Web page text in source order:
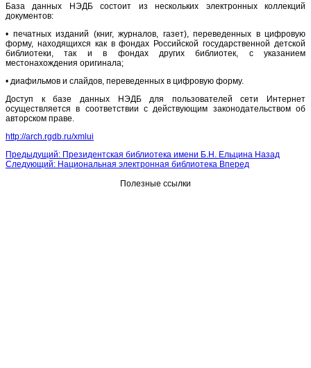
База данных НЭДБ состоит из нескольких электронных коллекций
документов:
• печатных изданий (книг, журналов, газет), переведенных в цифровую
форму, находящихся как в фондах Российской государственной детской
библиотеки, так и в фондах других библиотек, с указанием
местонахождения оригинала;
• диафильмов и слайдов, переведенных в цифровую форму.
Доступ к базе данных НЭДБ для пользователей сети Интернет
осуществляется в соответствии с действующим законодательством об
авторском праве.
http://arch.rgdb.ru/xmlui
Предыдущий: Президентская библиотека имени Б.Н. Ельцина Назад
Следующий: Национальная электронная библиотека Вперед
Полезные ссылки